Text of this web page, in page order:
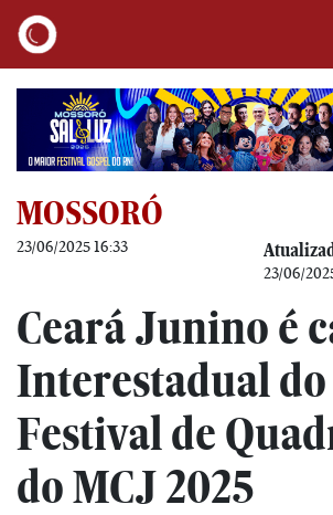
MOSSORÓ
23/06/2025 16:33
23/06/
Ceará Junino é
Interestadual do
Festival de
do MCJ 2025